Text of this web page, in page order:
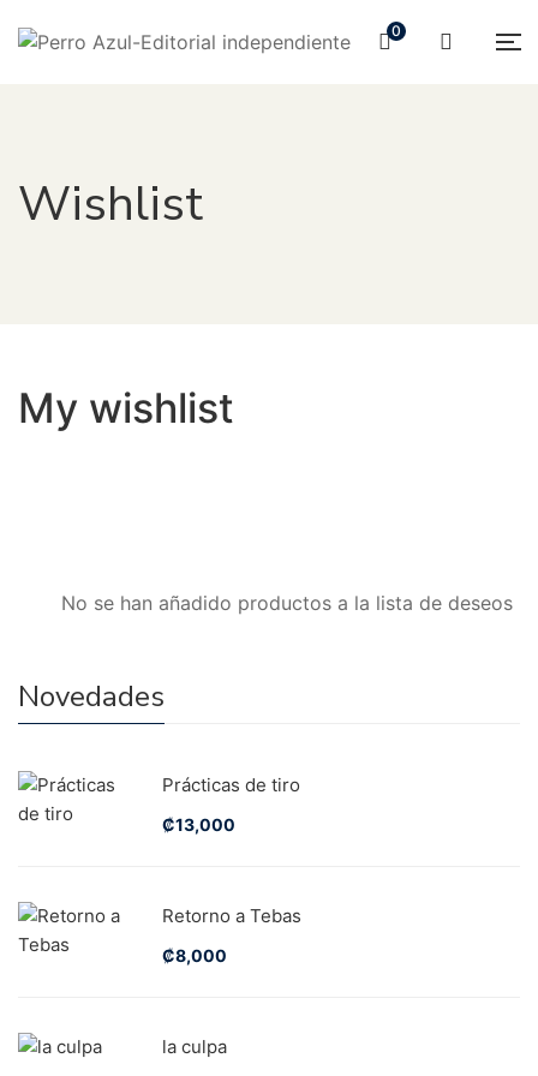
0
Wishlist
My wishlist
No se han añadido productos a la lista de deseos
Novedades
Prácticas de tiro
₡13,000
Retorno a Tebas
₡8,000
la culpa